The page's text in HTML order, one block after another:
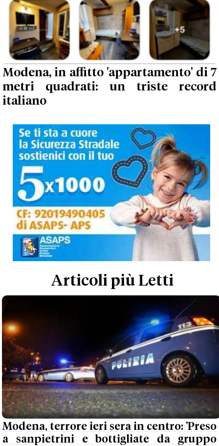
Modena, in affitto 'appartamento' di 7
metri quadrati: un triste record
italiano
Articoli più Letti
Modena, terrore ieri sera in centro: 'Preso
a sanpietrini e bottigliate da gruppo